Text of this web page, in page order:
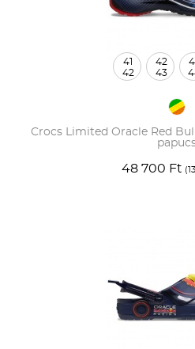
Crocs Limited Oracle Red
48 700 Ft
41
42
42
43